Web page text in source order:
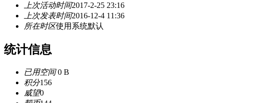
上次活动时间2017-2-25 23:16
上次发表时间2016-12-4 11:36
所在时区使用系统默认
统计信息
已用空间0 B
积分156
威望0